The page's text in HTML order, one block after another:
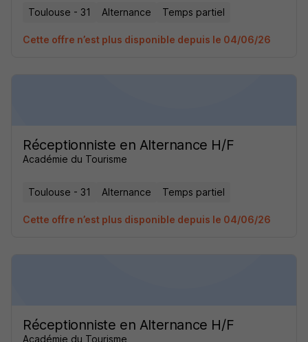
Toulouse - 31 Alternance Temps partiel
Cette offre n’est plus disponible depuis le 04/06/26
Réceptionniste en Alternance H/F
Académie du Tourisme
Toulouse - 31 Alternance Temps partiel
Cette offre n’est plus disponible depuis le 04/06/26
Réceptionniste en Alternance H/F
Académie du Tourisme